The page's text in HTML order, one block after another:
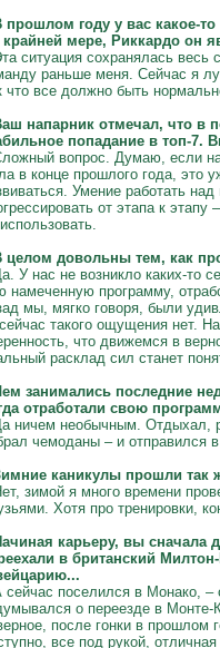
прошлом году у вас какое-
крайней мере, Риккардо он
ситуация сохранялась
раньше меня. Сейчас я
что все должно быть
напарник отмечал, что в
попадание в топ-7.
вопрос. Думаю, если
в конце прошлого года, это
Умение работать
от этапа к
целом довольны тем, как
У нас не возникло каких-то
намеченную программу,
мы, мягко говоря, были
такого ощущения нет.
что движемся в
расклад сил станет
занимались последние
отработали свою
ничем необычным. Отдыхал,
чемоданы – и отправился
каникулы прошли так
зимой я много времени
Хотя про тренировки,
карьеру, вы сначала
в британский
сейчас поселился в Монако, –
о переезде в
после гонки в прошлом
все под рукой,